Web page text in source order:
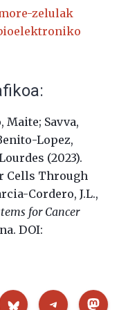
zelulak
Maite; Savva,
Lopez,
(2023).
Cells Through
Cordero, J.L.,
for Cancer
DOI: